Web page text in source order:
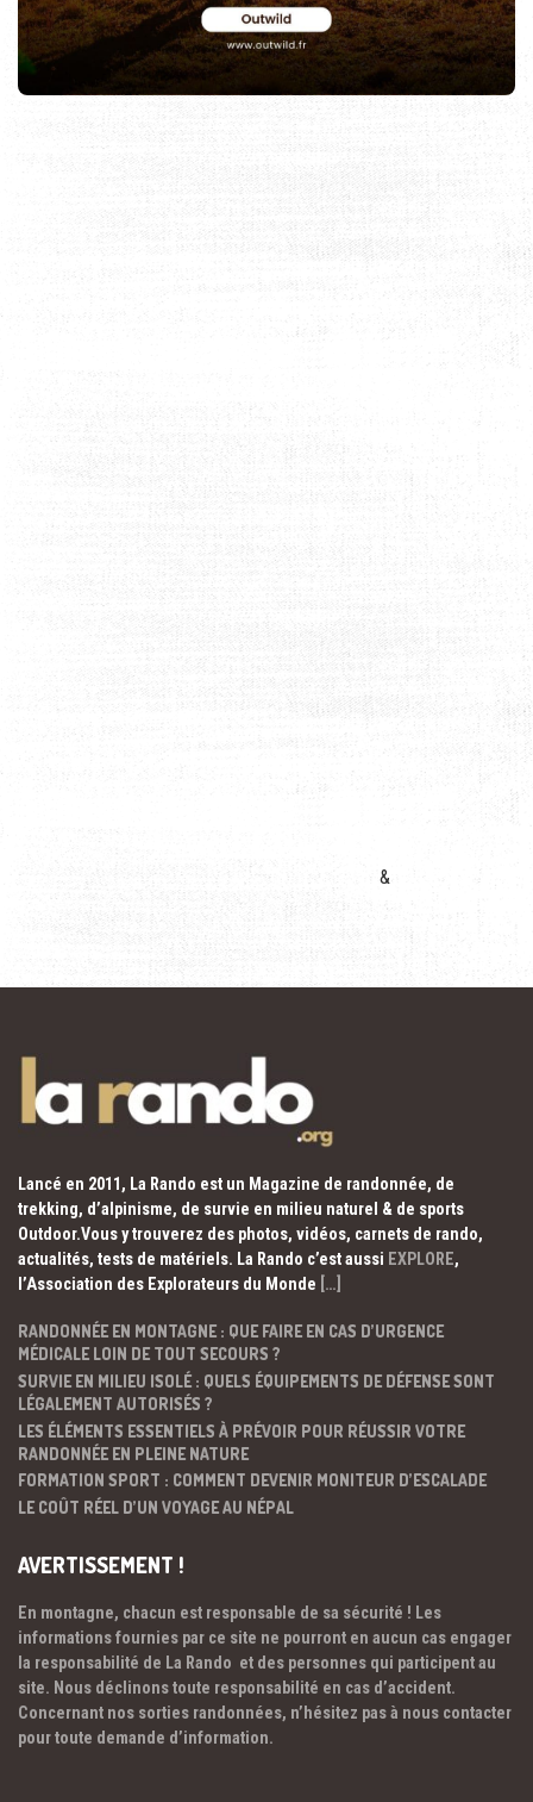
&
Lancé en 2011, La Rando est un Magazine de randonnée, de
trekking, d’alpinisme, de survie en milieu naturel & de sports
Outdoor.Vous y trouverez des photos, vidéos, carnets de rando,
actualités, tests de matériels. La Rando c’est aussi EXPLORE,
l’Association des Explorateurs du Monde […]
RANDONNÉE EN MONTAGNE : QUE FAIRE EN CAS D’URGENCE
MÉDICALE LOIN DE TOUT SECOURS ?
SURVIE EN MILIEU ISOLÉ : QUELS ÉQUIPEMENTS DE DÉFENSE SONT
LÉGALEMENT AUTORISÉS ?
LES ÉLÉMENTS ESSENTIELS À PRÉVOIR POUR RÉUSSIR VOTRE
RANDONNÉE EN PLEINE NATURE
FORMATION SPORT : COMMENT DEVENIR MONITEUR D’ESCALADE
LE COÛT RÉEL D’UN VOYAGE AU NÉPAL
AVERTISSEMENT !
En montagne, chacun est responsable de sa sécurité ! Les
informations fournies par ce site ne pourront en aucun cas engager
la responsabilité de La Rando et des personnes qui participent au
site. Nous déclinons toute responsabilité en cas d’accident.
Concernant nos sorties randonnées, n’hésitez pas à nous contacter
pour toute demande d’information.